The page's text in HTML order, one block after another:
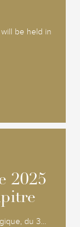
be held in
2025
du 3...
2025